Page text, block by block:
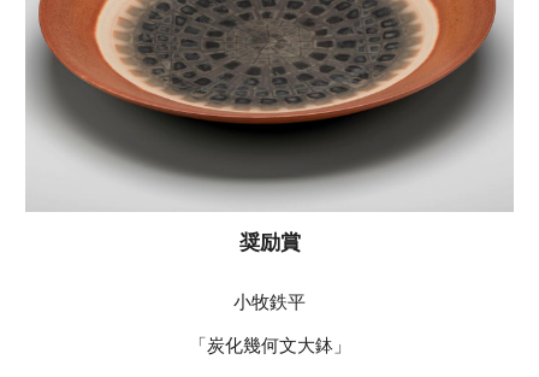
奨励賞
小牧鉄平
「炭化幾何文大鉢」